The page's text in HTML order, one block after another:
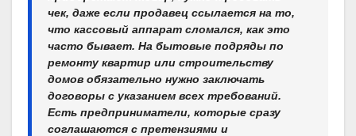
чек, даже если продавец ссылается на то,
что кассовый аппарат сломался, как это
часто бывает. На бытовые подряды по
ремонту квартир или строительству
домов обязательно нужно заключать
договоры с указанием всех требований.
Есть предприниматели, которые сразу
соглашаются с претензиями и